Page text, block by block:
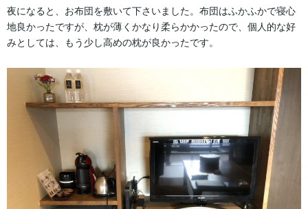
夜になると、お布団を敷いて下さいました。布団はふかふかで寝心
地良かったですが、枕が薄くかなり柔らかかったので、個人的な好
みとしては、もう少し高めの枕が良かったです。